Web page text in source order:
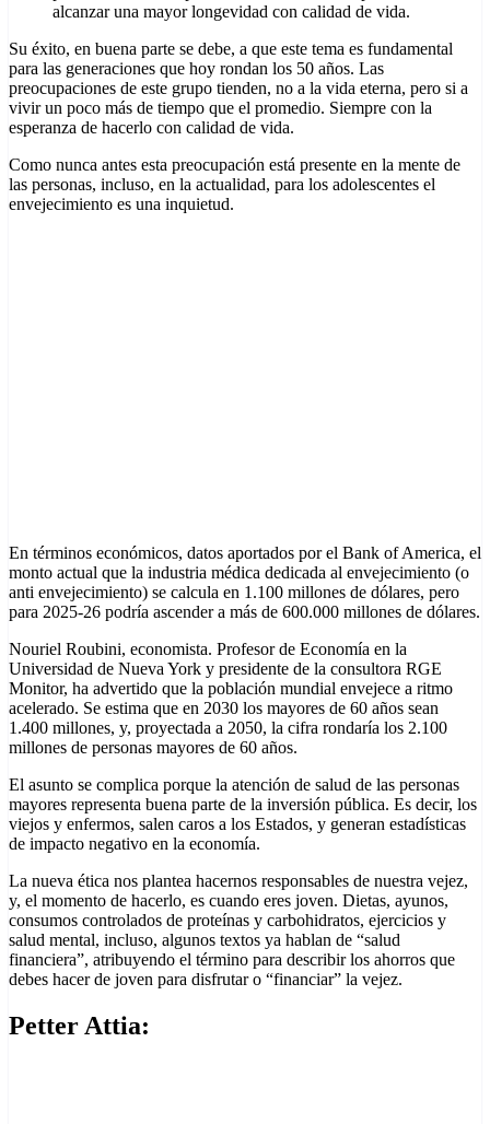
alcanzar una mayor longevidad con calidad de vida.
Su éxito, en buena parte se debe, a que este tema es fundamental
para las generaciones que hoy rondan los 50 años. Las
preocupaciones de este grupo tienden, no a la vida eterna, pero si a
vivir un poco más de tiempo que el promedio. Siempre con la
esperanza de hacerlo con calidad de vida.
Como nunca antes esta preocupación está presente en la mente de
las personas, incluso, en la actualidad, para los adolescentes el
envejecimiento es una inquietud.
En términos económicos, datos aportados por el Bank of America, el
monto actual que la industria médica dedicada al envejecimiento (o
anti envejecimiento) se calcula en 1.100 millones de dólares, pero
para 2025-26 podría ascender a más de 600.000 millones de dólares.
Nouriel Roubini, economista. Profesor de Economía en la
Universidad de Nueva York y presidente de la consultora RGE
Monitor, ha advertido que la población mundial envejece a ritmo
acelerado. Se estima que en 2030 los mayores de 60 años sean
1.400 millones, y, proyectada a 2050, la cifra rondaría los 2.100
millones de personas mayores de 60 años.
El asunto se complica porque la atención de salud de las personas
mayores representa buena parte de la inversión pública. Es decir, los
viejos y enfermos, salen caros a los Estados, y generan estadísticas
de impacto negativo en la economía.
La nueva ética nos plantea hacernos responsables de nuestra vejez,
y, el momento de hacerlo, es cuando eres joven. Dietas, ayunos,
consumos controlados de proteínas y carbohidratos, ejercicios y
salud mental, incluso, algunos textos ya hablan de “salud
financiera”, atribuyendo el término para describir los ahorros que
debes hacer de joven para disfrutar o “financiar” la vejez.
Petter Attia: